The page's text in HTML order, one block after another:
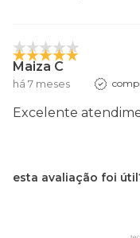
Maiza C
há 7 meses
Excelente
esta avaliação foi